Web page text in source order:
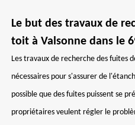
Le but des travaux de
toit à Valsonne dans le
Les travaux de recherche des fuites
nécessaires pour s'assurer de
possible que des fuites puissent se
propriétaires veulent régler le